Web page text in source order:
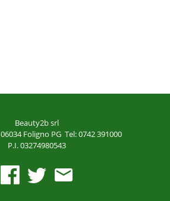
Beauty2b srl
06034 Foligno PG Tel: 0742 391000
P.I. 03274980543